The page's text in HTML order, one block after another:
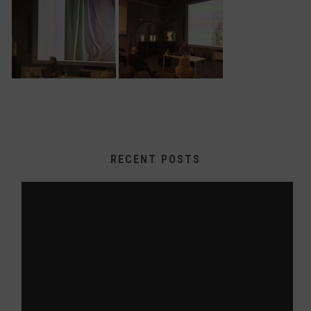
RECENT POSTS